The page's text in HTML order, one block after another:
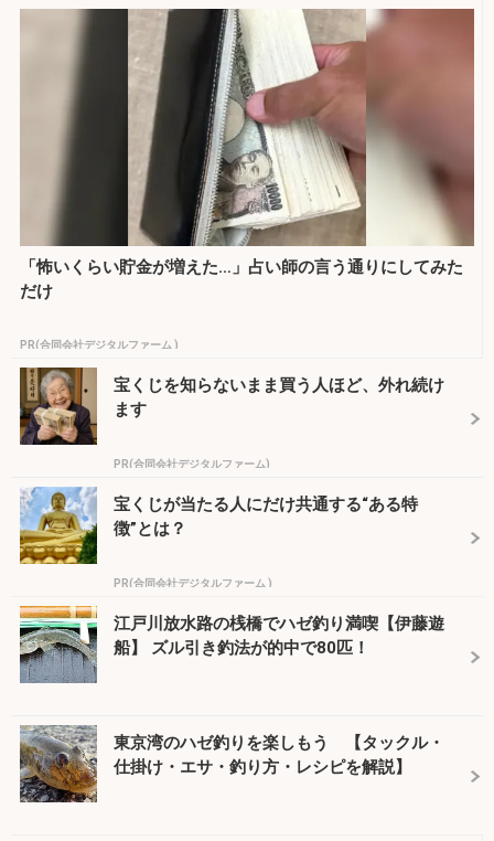
「怖いくらい貯金が増えた…」占い師の言う通りにしてみた
だけ
PR(合同会社デジタルファーム )
宝くじを知らないまま買う人ほど、外れ続け
ます
PR(合同会社デジタルファーム)
宝くじが当たる人にだけ共通する“ある特
徴”とは？
PR(合同会社デジタルファーム )
江戸川放水路の桟橋でハゼ釣り満喫【伊藤遊
船】 ズル引き釣法が的中で80匹！
東京湾のハゼ釣りを楽しもう 【タックル・
仕掛け・エサ・釣り方・レシピを解説】